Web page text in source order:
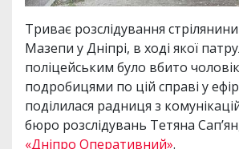
Триває розслідування
Мазепи у Дніпрі, в ході якої
поліцейським було вбито
подробицями по цій справі у
поділилася радниця з
бюро розслідувань Тетяна
«Дніпро Оперативний».